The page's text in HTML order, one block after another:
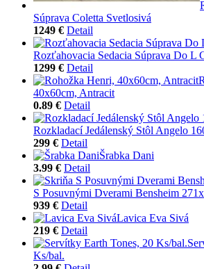
Súprava Coletta Svetlosivá
1249 € Detail
Rozťahovacia Sedacia Súprava Do L
1299 € Detail
40x60cm, Antracit
0.89 € Detail
Rozkladací Jedálenský Stôl Angelo
299 € Detail
Šrabka Dani
3.99 € Detail
S Posuvnými Dverami Bensheim
939 € Detail
Lavica Eva Sivá
219 € Detail
Ks/bal.